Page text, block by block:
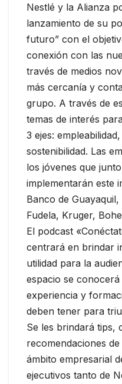
Nestlé y la Alianza
lanzamiento de su
futuro” con el
conexión con las
través de medios
más cercanía y
grupo. A través de
temas de interés
3 ejes:
sostenibilidad. Las
los jóvenes que
implementarán este
Banco de Guayaquil,
Fudela, Kruger,
El podcast
centrará en brindar
utilidad para la
espacio se
experiencia y
deben tener para
Se les brindará tips,
recomendaciones
ámbito empresarial
ejecutivos tanto de